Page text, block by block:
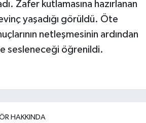
Zafer kutlamasına hazırlanan
yaşadığı görüldü. Öte
netleşmesinin ardından
sesleneceği öğrenildi.
HAKKINDA